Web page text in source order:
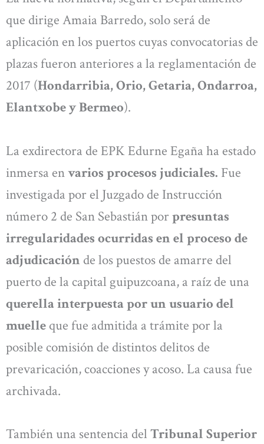
que dirige Amaia Barredo, solo será de
aplicación en los puertos cuyas convocatorias de
plazas fueron anteriores a la reglamentación de
2017 (Hondarribia, Orio, Getaria, Ondarroa,
Elantxobe y Bermeo).
La exdirectora de EPK Edurne Egaña ha estado
inmersa envarios procesos judiciales. Fue
investigada por el Juzgado de Instrucción
número 2 de San Sebastián porpresuntas
irregularidades ocurridas en el proceso de
adjudicación de los puestos de amarre del
puerto de la capital guipuzcoana, a raíz de una
querella interpuesta por un usuario del
muelle que fue admitida a trámite por la
posible comisión de distintos delitos de
prevaricación, coacciones y acoso. La causa fue
archivada.
También una sentencia del Tribunal Superior